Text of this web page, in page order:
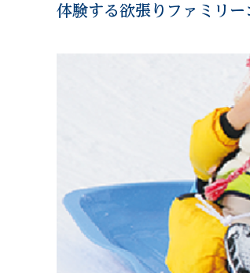
体験する欲張りファミリー